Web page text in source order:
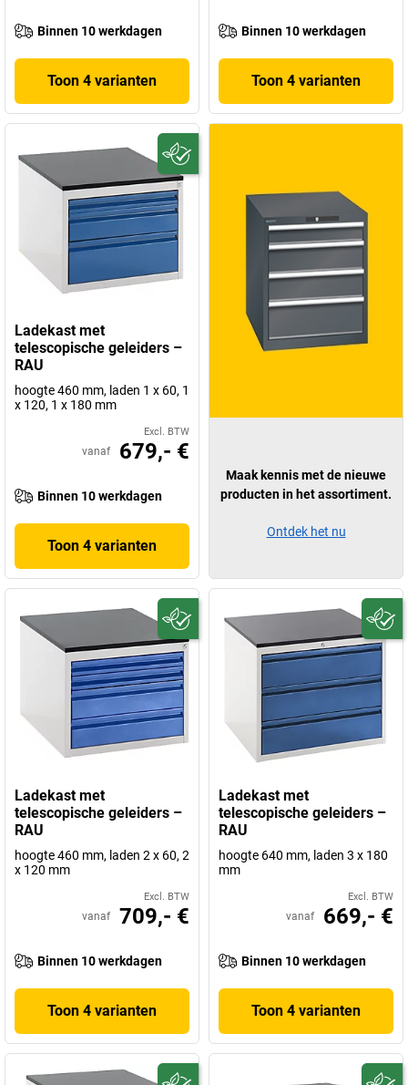
Binnen 10 werkdagen
Toon 4 varianten
Binnen 10 werkdagen
Toon 4 varianten
Ladekast met
telescopische geleiders –
RAU
hoogte 460 mm, laden 1 x 60, 1
x 120, 1 x 180 mm
Excl. BTW
vanaf 679,- €
Binnen 10 werkdagen
Toon 4 varianten
Ladekast met
telescopische geleiders –
RAU
hoogte 460 mm, laden 2 x 60, 2
x 120 mm
Excl. BTW
vanaf 709,- €
Binnen 10 werkdagen
Toon 4 varianten
Ladekast met
telescopische geleiders –
RAU
hoogte 640 mm, laden 3 x 180
mm
Excl. BTW
vanaf 669,- €
Binnen 10 werkdagen
Toon 4 varianten
Maak kennis met de nieuwe
producten in het assortiment.
Ontdek het nu